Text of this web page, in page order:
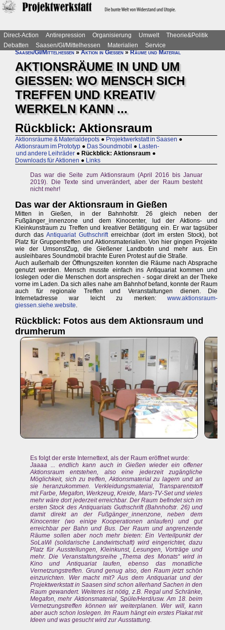
Direct-Action Antirepression Organisierung Umwelt
Theorie&Politik
Debatten
Saasen/GI/Mittelhessen Materialien
Service
Saasen/GI/Mittelhessen»Aktion in Gießen»Räume und Material
AKTIONSRÄUME IN UND UM
GIESSEN: WO MENSCH SICH
TREFFEN UND KREATIV
WERKELN KANN ...
Rückblick: Aktionsraum
Aktionsräume & Materialdepots ● Projektwerkstatt in Saasen ●
Aktionsraum im Prototyp ● Das Soundmobil ● Lasten-
und andere Leihräder ● Rückblick: Aktionsraum ●
Downloads für Aktionen ● Links
Das war die Seite zum Aktionsraum (April 2016 bis Januar
2019). Die Texte sind unverändert, aber der Raum besteht
nicht mehr!
Das war der Aktionsraum in Gießen
Mitten in Gießen, in der Bahnhofstr. 26 gleich neben der
Fußgänger_innenzone und dem Kinocenter, lud der Aktions- und
Kleinkunstraum zu Treffen und kreativer Betätigung ein. Er war tagsüber
durch dasAntiquariat Guthschrifterreichbar (dort im ersten Stock), bot
Platz für Gruppentreffen und Aktionsmaterialien. Von hier gingen Projekte
wie der UmsonstZug, die Gießener Landbotin und mehr aus. Ein
ausleihbares Soundmobil brachte Euren Protest auf die Straße.
Auch außerhalb der Öffnungszeiten konnten die Räume nach Absprache
genutzt werden. Mensch musste einfach ins Antiquariat kommen und
loslegen oder die Menschen dort ansprechen - sogar direkt an der Theke
vorne im Laden. Da sich alles nahe am Bahnhof befand, konnte der Raum
auch für regionale Treffen und Veranstaltungen dienen. Die
Internetadresse war leicht zu merken:www.aktionsraum-
giessen.siehe.website.
Rückblick: Fotos aus dem Aktionsraum und
drumherum
Es folgt der erste Internettext, als der Raum eröffnet wurde:
Jaaaa ... endlich kann auch in Gießen wieder ein offener
Aktionsraum entstehen, also eine jederzeit zugängliche
Möglichkeit, sich zu treffen, Aktionsmaterial zu lagern und an
sie heranzukommen. Verkleidungsmaterial, Transparentstoff
mit Farbe, Megafon, Werkzeug, Kreide, Mars-TV-Set und vieles
mehr wäre dort jederzeit erreichbar. Der Raum befindet sich im
ersten Stock des Antiquariats Guthschrift (Bahnhofstr. 26) und
damit direkt an der Fußgänger_innenzone, neben dem
Kinocenter (wo einige Kooperationen anlaufen) und gut
erreichbar per Bahn und Bus. Der Raum und angrenzende
Räume sollen aber noch mehr bieten: Ein Verteilpunkt der
SoLaWi (solidarische Landwirtschaft) wird eingerichtet, dazu
Platz für Ausstellungen, Kleinkunst, Lesungen, Vorträge und
mehr. Die Veranstaltungsreihe „Thema des Monats“ wird in
Kino und Antiquariat laufen, ebenso das monatliche
Vernetzungstreffen. Grund genug also, den Raum jetzt schön
einzurichten. Wer macht mit? Aus dem Antiquariat und der
Projektwerkstatt in Saasen sind schon allerhand Sachen in den
Raum gewandert. Weiteres ist nötig, z.B. Regal und Schränke,
Megafon, mehr Aktionsmaterial, Spüle/Herd/usw. Am 18. beim
Vernetzungstreffen können wir weiterplanen. Wer will, kann
aber auch schon loslegen. Im Raum hängt ein erstes Plakat mit
Ideen und was gesucht wird zur Ausstattung.